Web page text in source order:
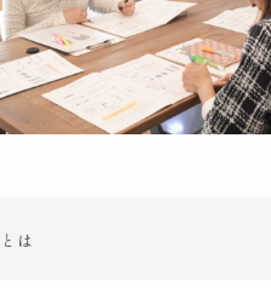
とは